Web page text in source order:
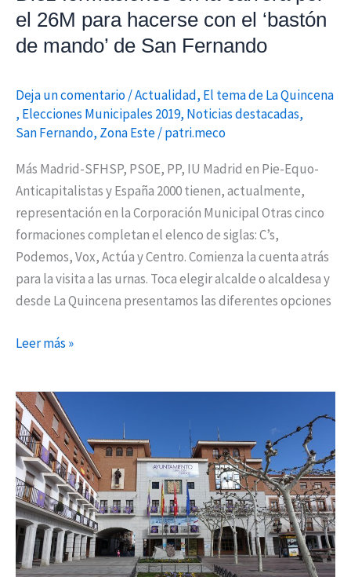
el 26M para hacerse con el ‘bastón
de mando’ de San Fernando
Deja un comentario/Actualidad, El tema de La Quincena
, Elecciones Municipales 2019, Noticias destacadas,
San Fernando, Zona Este/patri.meco
Más Madrid-SFHSP, PSOE, PP, IU Madrid en Pie-Equo-
Anticapitalistas y España 2000 tienen, actualmente,
representación en la Corporación Municipal Otras cinco
formaciones completan el elenco de siglas: C’s,
Podemos, Vox, Actúa y Centro. Comienza la cuenta atrás
para la visita a las urnas. Toca elegir alcalde o alcaldesa y
desde La Quincena presentamos las diferentes opciones
el
‘bastón
mando’
de
San
Leer más »
Diez
formaciones
en
la
carrera
del
26M
para